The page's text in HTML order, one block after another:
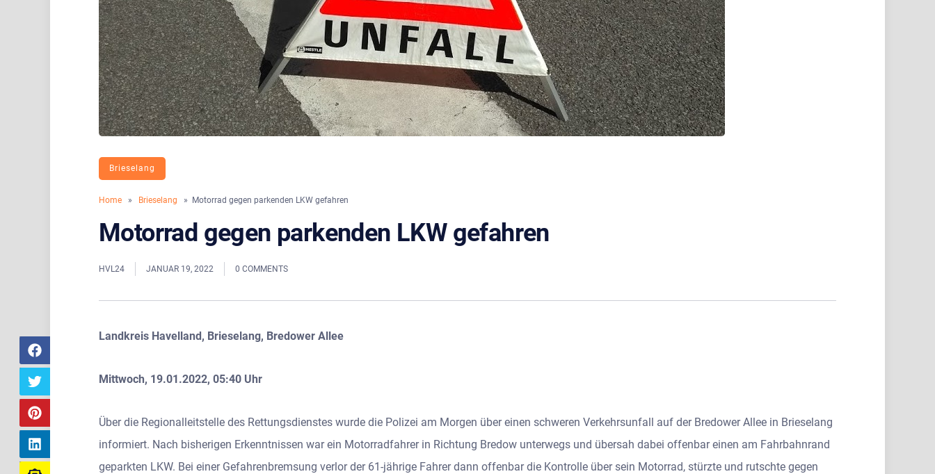
Brieselang
Home » Brieselang » Motorrad gegen parkenden LKW gefahren
Motorrad gegen parkenden LKW gefahren
HVL24 JANUAR 19, 2022 0 COMMENTS
Landkreis Havelland, Brieselang, Bredower Allee
Mittwoch, 19.01.2022, 05:40 Uhr
Über die Regionalleitstelle des Rettungsdienstes wurde die Polizei am Morgen über einen schweren Verkehrsunfall auf der Bredower Allee in Brieselang
informiert. Nach bisherigen Erkenntnissen war ein Motorradfahrer in Richtung Bredow unterwegs und übersah dabei offenbar einen am Fahrbahnrand
geparkten LKW. Bei einer Gefahrenbremsung verlor der 61-jährige Fahrer dann offenbar die Kontrolle über sein Motorrad, stürzte und rutschte gegen